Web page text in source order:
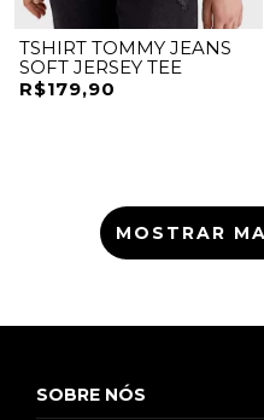
TSHIRT TOMMY JEANS
SOFT JERSEY TEE
R$179,90
MOSTRAR
SOBRE NÓS